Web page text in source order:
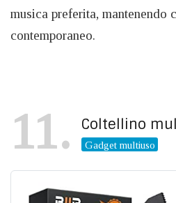
musica preferita, mantenendo
contemporaneo.
11 Coltellino
Gadget multiuso